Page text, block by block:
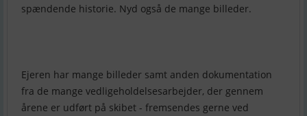
spændende historie. Nyd også de mange billeder.
Ejeren har mange billeder samt anden dokumentation
fra de mange vedligeholdelsesarbejder, der gennem
årene er udført på skibet - fremsendes gerne ved